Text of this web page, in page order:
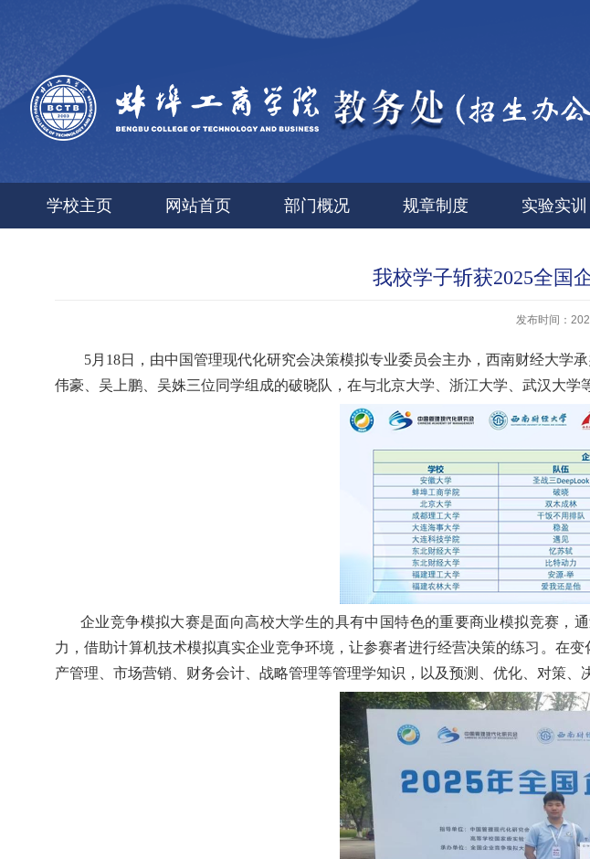
学校主页 网站首页 部门概况 规章制度 实验实训
我校学子斩获2025全国
发布时间：
5月 18日，由中国管理现代化研究会决策模拟专业委员会主办 ， 西南财经大学
伟豪、吴上鹏、吴姝三位同学组成的破晓队，在与北京大学、浙江大学、武汉大
企业竞争模拟大赛是面向高校大学生的具有中国特色的重要商业模拟竞赛，
力 ，借助计算机技术模拟真实企业竞争环境，让参赛者进行经营决策的练习。在
产管理、市场营销、财务会计、战略管理等管理学知识，以及预测、优化、对策、